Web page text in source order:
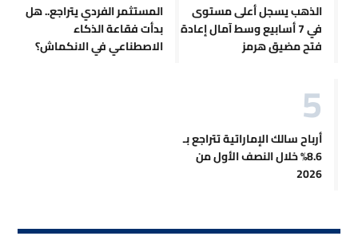
الذهب يسجل أعلى مستوى
في 7 أسابيع وسط آمال إعادة
فتح مضيق هرمز
المستثمر الفردي يتراجع.. هل
بدأت فقاعة الذكاء
الاصطناعي في الانكماش؟
أرباح سالك الإماراتية تتراجع بـ
8.6% خلال النصف الأول من
2026